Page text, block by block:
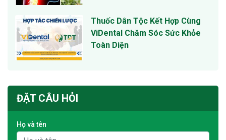
Thuốc Dân Tộc Kết Hợp Cùng
ViDental Chăm Sóc Sức Khỏe
Toàn Diện
ĐẶT CÂU HỎI
Họ và tên